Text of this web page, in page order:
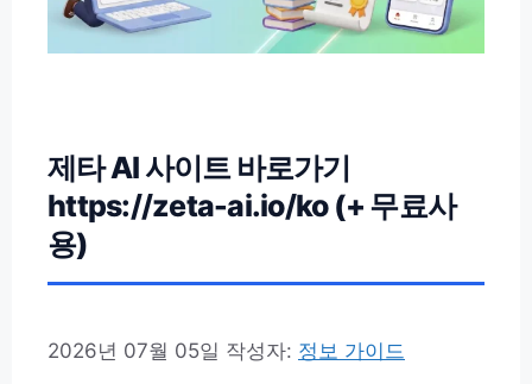
제타 AI 사이트 바로가기
https://zeta-ai.io/ko (+ 무료사
용)
2026년 07월 05일 작성자: 정보 가이드